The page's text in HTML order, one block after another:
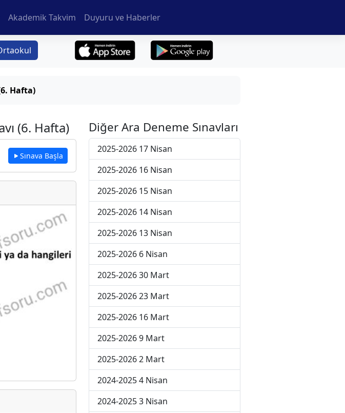
Akademik Takvim Duyuru ve Haberler
Hafta)
(6. Hafta)
Sınava Başla
Diğer Ara Deneme Sınavları
2025-2026 17 Nisan
2025-2026 16 Nisan
2025-2026 15 Nisan
2025-2026 14 Nisan
2025-2026 13 Nisan
2025-2026 6 Nisan
2025-2026 30 Mart
2025-2026 23 Mart
2025-2026 16 Mart
2025-2026 9 Mart
2025-2026 2 Mart
2024-2025 4 Nisan
2024-2025 3 Nisan